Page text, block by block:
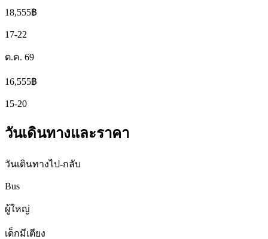
18,555฿
17-22
ต.ค. 69
16,555฿
15-20
วันเดินทางและราคา
วันเดินทางไป-กลับ
Bus
ผู้ใหญ่
เด็กมีเตียง